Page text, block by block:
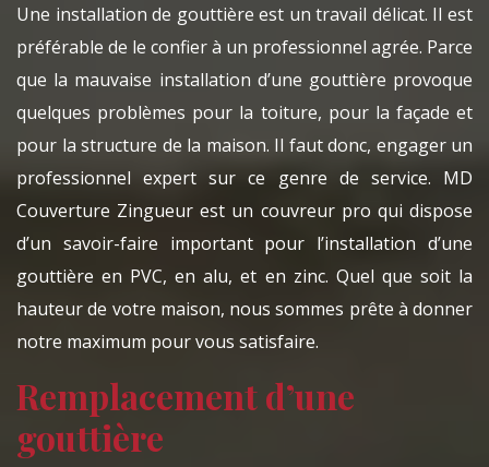
Une installation de gouttière est un travail délicat. Il est
préférable de le confier à un professionnel agrée. Parce
que la mauvaise installation d’une gouttière provoque
quelques problèmes pour la toiture, pour la façade et
pour la structure de la maison. Il faut donc, engager un
professionnel expert sur ce genre de service. MD
Couverture Zingueur est un couvreur pro qui dispose
d’un savoir-faire important pour l’installation d’une
gouttière en PVC, en alu, et en zinc. Quel que soit la
hauteur de votre maison, nous sommes prête à donner
notre maximum pour vous satisfaire.
Remplacement d’une
gouttière